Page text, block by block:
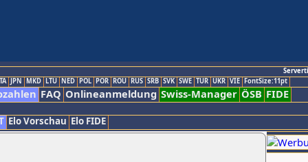
JPN MKD LTU NED POL POR ROU RUS SRB SVK SWE TUR UKR VIE FontSize:11pt
FAQ Onlineanmeldung Swiss-Manager ÖSB FIDE
Elo Vorschau Elo FIDE